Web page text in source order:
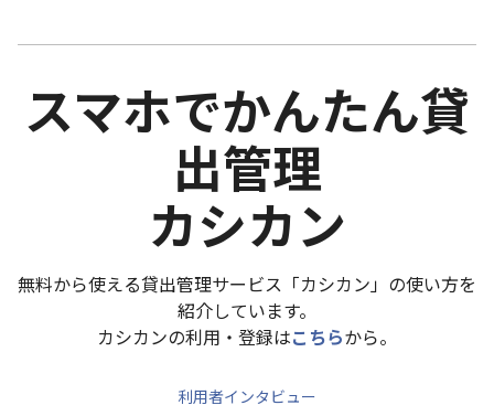
スマホでかんたん貸
出管理
カシカン
無料から使える貸出管理サービス「カシカン」の使い方を
紹介しています。
カシカンの利用・登録はこちらから。
利用者インタビュー